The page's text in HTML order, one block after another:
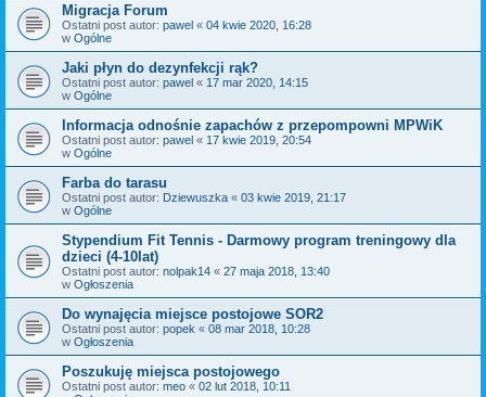
Migracja Forum
Ostatni post autor: pawel « 04 kwie 2020, 16:28
w Ogólne
Jaki płyn do dezynfekcji rąk?
Ostatni post autor: pawel « 17 mar 2020, 14:15
w Ogólne
Informacja odnośnie zapachów z przepompowni MPWiK
Ostatni post autor: pawel « 17 kwie 2019, 20:54
w Ogólne
Farba do tarasu
Ostatni post autor: Dziewuszka « 03 kwie 2019, 21:17
w Ogólne
Stypendium Fit Tennis - Darmowy program treningowy dla
dzieci (4-10lat)
Ostatni post autor: nolpak14 « 27 maja 2018, 13:40
w Ogłoszenia
Do wynajęcia miejsce postojowe SOR2
Ostatni post autor: popek « 08 mar 2018, 10:28
w Ogłoszenia
Poszukuję miejsca postojowego
Ostatni post autor: meo « 02 lut 2018, 10:11